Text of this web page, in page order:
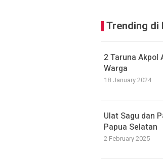
Trending di
2 Taruna Akpol
Warga
18 January 2024
Ulat Sagu dan
Papua Selatan
2 February 2025